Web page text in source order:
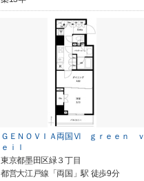
ＧＥＮＯＶＩＡ両国Ⅵ ｇｒｅｅｎ ｖ
ｅｉｌ
東京都墨田区緑３丁目
都営大江戸線「両国」駅 徒歩9分